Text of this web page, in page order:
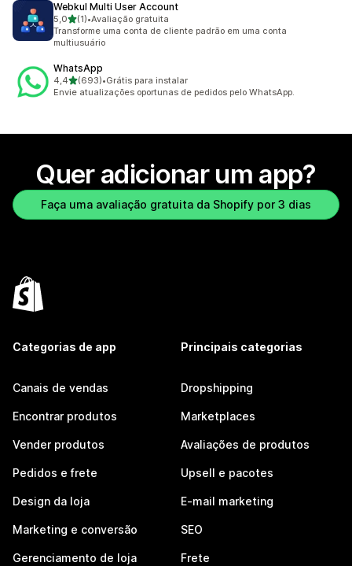
Webkul Multi User Account
5,0de 5 estrelas
(1)
1 avaliações ao todo
•Avaliação gratuita
Transforme uma conta de cliente padrão em uma conta
multiusuário
WhatsApp
4,4de 5 estrelas
(693)
693 avaliações ao todo
•Grátis para instalar
Envie atualizações oportunas de pedidos pelo WhatsApp.
Quer adicionar um app?
Faça uma avaliação gratuita da Shopify por 3 dias
Categorias de app
Canais de vendas
Encontrar produtos
Vender produtos
Pedidos e frete
Design da loja
Marketing e conversão
Gerenciamento de loja
Principais categorias
Dropshipping
Marketplaces
Avaliações de produtos
Upsell e pacotes
E-mail marketing
SEO
Frete